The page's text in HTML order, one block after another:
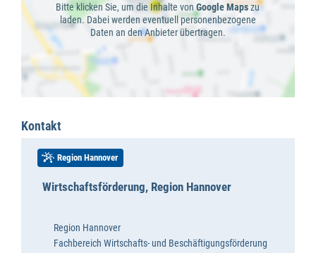
Bitte klicken Sie, um die Inhalte vonGoogle Mapszu
laden. Dabei werden eventuell personenbezogene
Daten an den Anbieter übertragen.
Kontakt
Region Hannover
Wirtschaftsförderung, Region Hannover
Region Hannover
Fachbereich Wirtschafts- und Beschäftigungsförderung